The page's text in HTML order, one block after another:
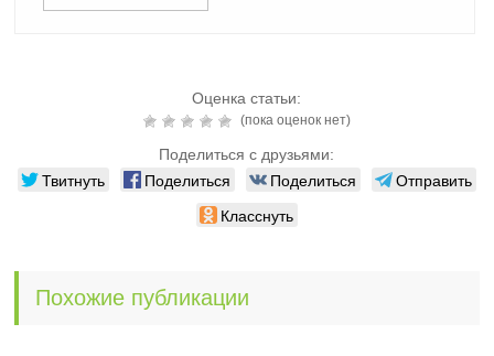
Оценка статьи:
(пока оценок нет)
Поделиться с друзьями:
Твитнуть Поделиться Поделиться
Отправить
Класснуть
Похожие публикации